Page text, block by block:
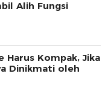
Alih Fungsi
Harus Kompak, Jika
Dinikmati oleh